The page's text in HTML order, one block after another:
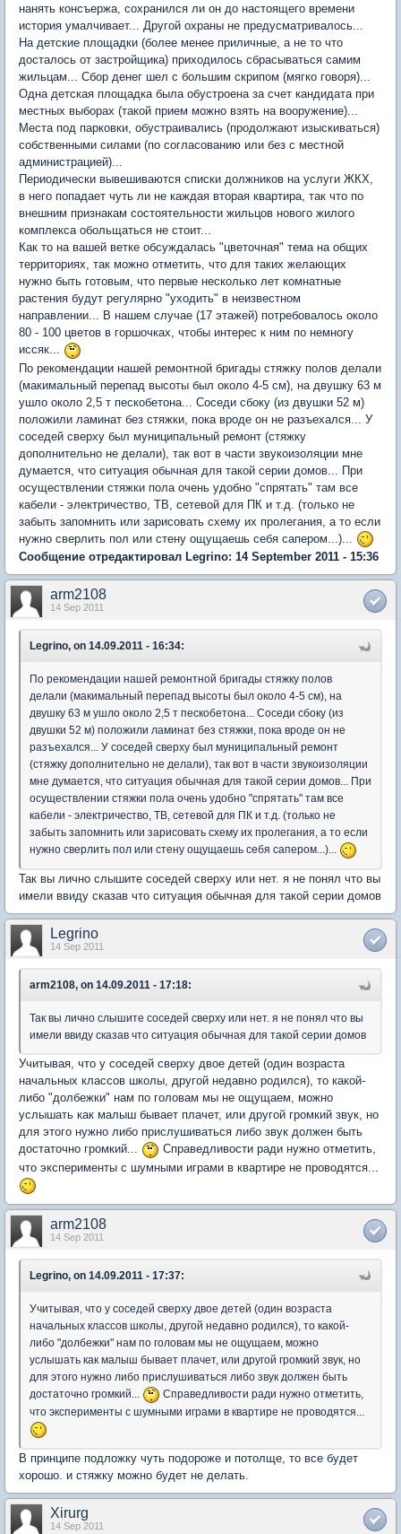
нанять консъержа, сохранился ли он до настоящего времени
история умалчивает... Другой охраны не предусматривалось...
На детские площадки (более менее приличные, а не то что
досталось от застройщика) приходилось сбрасываться самим
жильцам... Сбор денег шел с большим скрипом (мягко говоря)...
Одна детская площадка была обустроена за счет кандидата при
местных выборах (такой прием можно взять на вооружение)...
Места под парковки, обустраивались (продолжают изыскиваться)
собственными силами (по согласованию или без с местной
администрацией)...
Периодически вывешиваются списки должников на услуги ЖКХ,
в него попадает чуть ли не каждая вторая квартира, так что по
внешним признакам состоятельности жильцов нового жилого
комплекса обольщаться не стоит...
Как то на вашей ветке обсуждалась "цветочная" тема на общих
территориях, так можно отметить, что для таких желающих
нужно быть готовым, что первые несколько лет комнатные
растения будут регулярно "уходить" в неизвестном
направлении... В нашем случае (17 этажей) потребовалось около
80 - 100 цветов в горшочках, чтобы интерес к ним по немногу
иссяк...
По рекомендации нашей ремонтной бригады стяжку полов делали
(макимальный перепад высоты был около 4-5 см), на двушку 63 м
ушло около 2,5 т пескобетона... Соседи сбоку (из двушки 52 м)
положили ламинат без стяжки, пока вроде он не разъехался... У
соседей сверху был муниципальный ремонт (стяжку
дополнительно не делали), так вот в части звукоизоляции мне
думается, что ситуация обычная для такой серии домов... При
осуществлении стяжки пола очень удобно "спрятать" там все
кабели - электричество, ТВ, сетевой для ПК и т.д. (только не
забыть запомнить или зарисовать схему их пролегания, а то если
нужно сверлить пол или стену ощущаешь себя сапером...)...
Сообщение отредактировал Legrino: 14 September 2011 - 15:36
arm2108
14 Sep 2011
Legrino, on 14.09.2011 - 16:34:
По рекомендации нашей ремонтной бригады стяжку полов
делали (макимальный перепад высоты был около 4-5 см), на
двушку 63 м ушло около 2,5 т пескобетона... Соседи сбоку (из
двушки 52 м) положили ламинат без стяжки, пока вроде он не
разъехался... У соседей сверху был муниципальный ремонт
(стяжку дополнительно не делали), так вот в части звукоизоляции
мне думается, что ситуация обычная для такой серии домов... При
осуществлении стяжки пола очень удобно "спрятать" там все
кабели - электричество, ТВ, сетевой для ПК и т.д. (только не
забыть запомнить или зарисовать схему их пролегания, а то если
нужно сверлить пол или стену ощущаешь себя сапером...)...
Так вы лично слышите соседей сверху или нет. я не понял что вы
имели ввиду сказав что ситуация обычная для такой серии домов
Legrino
14 Sep 2011
arm2108, on 14.09.2011 - 17:18:
Так вы лично слышите соседей сверху или нет. я не понял что вы
имели ввиду сказав что ситуация обычная для такой серии домов
Учитывая, что у соседей сверху двое детей (один возраста
начальных классов школы, другой недавно родился), то какой-
либо "долбежки" нам по головам мы не ощущаем, можно
услышать как малыш бывает плачет, или другой громкий звук, но
для этого нужно либо прислушиваться либо звук должен быть
достаточно громкий...
Справедливости ради нужно отметить,
что эксперименты с шумными играми в квартире не проводятся...
arm2108
14 Sep 2011
Legrino, on 14.09.2011 - 17:37:
Учитывая, что у соседей сверху двое детей (один возраста
начальных классов школы, другой недавно родился), то какой-
либо "долбежки" нам по головам мы не ощущаем, можно
услышать как малыш бывает плачет, или другой громкий звук, но
для этого нужно либо прислушиваться либо звук должен быть
достаточно громкий...
Справедливости ради нужно отметить,
что эксперименты с шумными играми в квартире не проводятся...
В принципе подложку чуть подороже и потолще, то все будет
хорошо. и стяжку можно будет не делать.
Xirurg
14 Sep 2011